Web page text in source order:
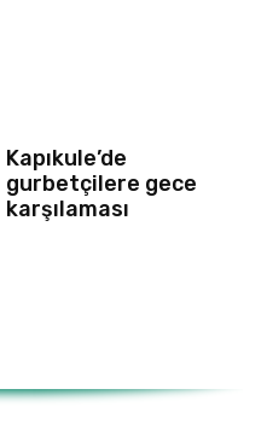
Kapıkule’de
gurbetçilere gece
karşılaması